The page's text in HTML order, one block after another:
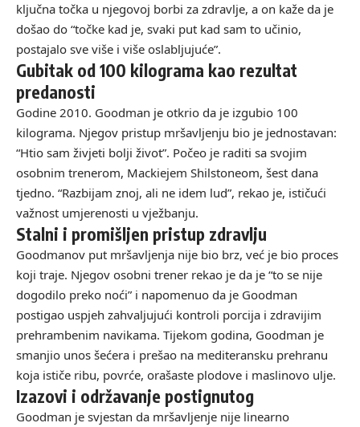
ključna točka u njegovoj borbi za zdravlje, a on kaže da je
došao do “točke kad je, svaki put kad sam to učinio,
postajalo sve više i više oslabljujuće”.
Gubitak od 100 kilograma kao rezultat
predanosti
Godine 2010. Goodman je otkrio da je izgubio 100
kilograma. Njegov pristup mršavljenju bio je jednostavan:
“Htio sam živjeti bolji život”. Počeo je raditi sa svojim
osobnim trenerom, Mackiejem Shilstoneom, šest dana
tjedno. “Razbijam znoj, ali ne idem lud”, rekao je, ističući
važnost umjerenosti u vježbanju.
Stalni i promišljen pristup zdravlju
Goodmanov put mršavljenja nije bio brz, već je bio proces
koji traje. Njegov osobni trener rekao je da je “to se nije
dogodilo preko noći” i napomenuo da je Goodman
postigao uspjeh zahvaljujući kontroli porcija i zdravijim
prehrambenim navikama. Tijekom godina, Goodman je
smanjio unos šećera i prešao na mediteransku prehranu
koja ističe ribu, povrće, orašaste plodove i maslinovo ulje.
Izazovi i održavanje postignutog
Goodman je svjestan da mršavljenje nije linearno